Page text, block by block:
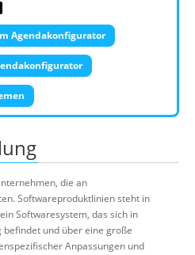
Agendakonfigurator
die an
Softwareproduktlinien steht in
Softwaresystem, das sich in
und über eine große
Anpassungen und